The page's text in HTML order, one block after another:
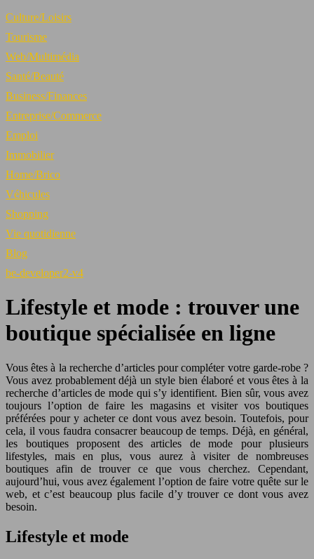
Culture/Loisirs
Tourisme
Web/Multimédia
Santé/Beauté
Business/Finances
Entreprise/Commerce
Emploi
Immobilier
Home/Brico
Véhicules
Shopping
Vie quotidienne
Blog
be-developer2-v4
Lifestyle et mode : trouver une
boutique spécialisée en ligne
Vous êtes à la recherche d’articles pour compléter votre garde-robe ?
Vous avez probablement déjà un style bien élaboré et vous êtes à la
recherche d’articles de mode qui s’y identifient. Bien sûr, vous avez
toujours l’option de faire les magasins et visiter vos boutiques
préférées pour y acheter ce dont vous avez besoin. Toutefois, pour
cela, il vous faudra consacrer beaucoup de temps. Déjà, en général,
les boutiques proposent des articles de mode pour plusieurs
lifestyles, mais en plus, vous aurez à visiter de nombreuses
boutiques afin de trouver ce que vous cherchez. Cependant,
aujourd’hui, vous avez également l’option de faire votre quête sur le
web, et c’est beaucoup plus facile d’y trouver ce dont vous avez
besoin.
Lifestyle et mode